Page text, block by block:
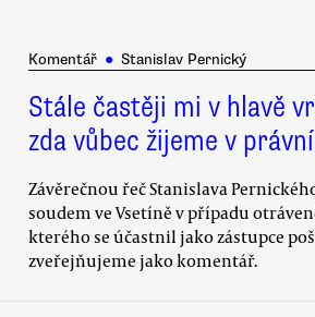
Komentář ● Stanislav Pernický
Stále častěji mi v hlavě
zda vůbec žijeme v
Závěrečnou řeč Stanislava
soudem ve Vsetíně v případu
kterého se účastnil jako zástupce
zveřejňujeme jako komentář.